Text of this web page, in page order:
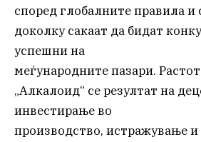
според глобалните правила и
доколку сакаат да бидат
успешни на
меѓународните пазари.
„Алкалоид“ се резултат на
инвестирање во
производство, истражување и